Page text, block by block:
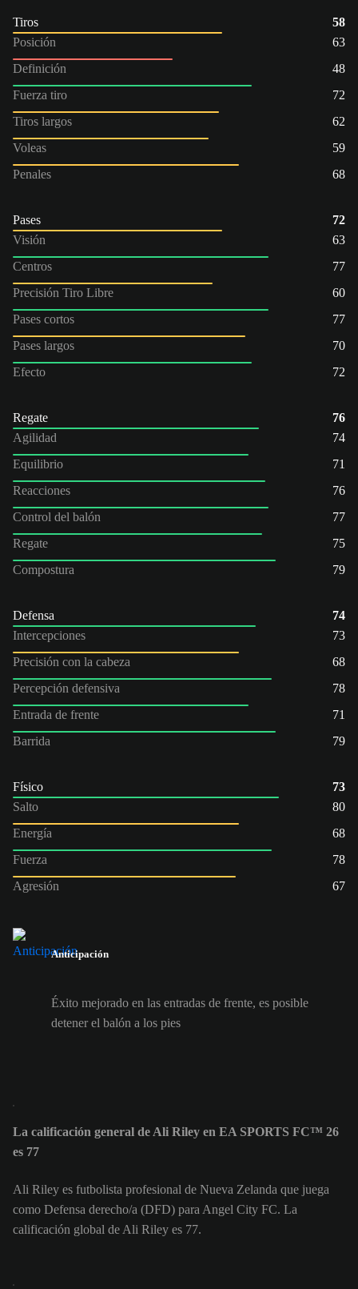
Tiros
58
Posición
63
Definición
48
Fuerza tiro
72
Tiros largos
62
Voleas
59
Penales
68
Pases
72
Visión
63
Centros
77
Precisión Tiro Libre
60
Pases cortos
77
Pases largos
70
Efecto
72
Regate
76
Agilidad
74
Equilibrio
71
Reacciones
76
Control del balón
77
Regate
75
Compostura
79
Defensa
74
Intercepciones
73
Precisión con la cabeza
68
Percepción defensiva
78
Entrada de frente
71
Barrida
79
Físico
73
Salto
80
Energía
68
Fuerza
78
Agresión
67
Anticipación
Éxito mejorado en las entradas de frente, es posible
detener el balón a los pies
La calificación general de Ali Riley en EA SPORTS FC™ 26
es 77
Ali Riley es futbolista profesional de Nueva Zelanda que juega
como Defensa derecho/a (DFD) para Angel City FC. La
calificación global de Ali Riley es 77.